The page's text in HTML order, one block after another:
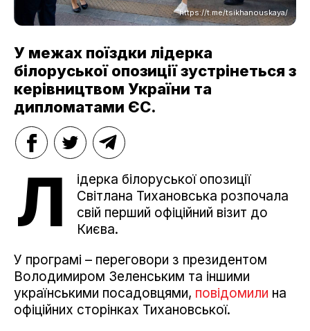
https://t.me/tsikhanouskaya/
У межах поїздки лідерка
білоруської опозиції зустрінеться з
керівництвом України та
дипломатами ЄС.
Л
ідерка білоруської опозиції
Світлана Тихановська розпочала
свій перший офіційний візит до
Києва.
У програмі – переговори з президентом
Володимиром Зеленським та іншими
українськими посадовцями, повідомили на
офіційних сторінках Тихановської.